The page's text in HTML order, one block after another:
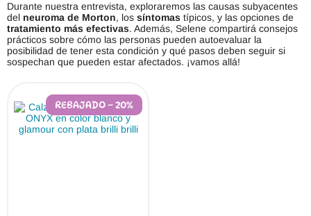
Durante nuestra entrevista, exploraremos las causas subyacentes
del neuroma de Morton, los síntomas típicos, y las opciones de
tratamiento más efectivas. Además, Selene compartirá consejos
prácticos sobre cómo las personas pueden autoevaluar la
posibilidad de tener esta condición y qué pasos deben seguir si
sospechan que pueden estar afectados. ¡vamos allá!
REBAJADO – 20%